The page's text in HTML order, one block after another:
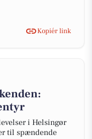
Kopiér link
i Helsingør
til spændende